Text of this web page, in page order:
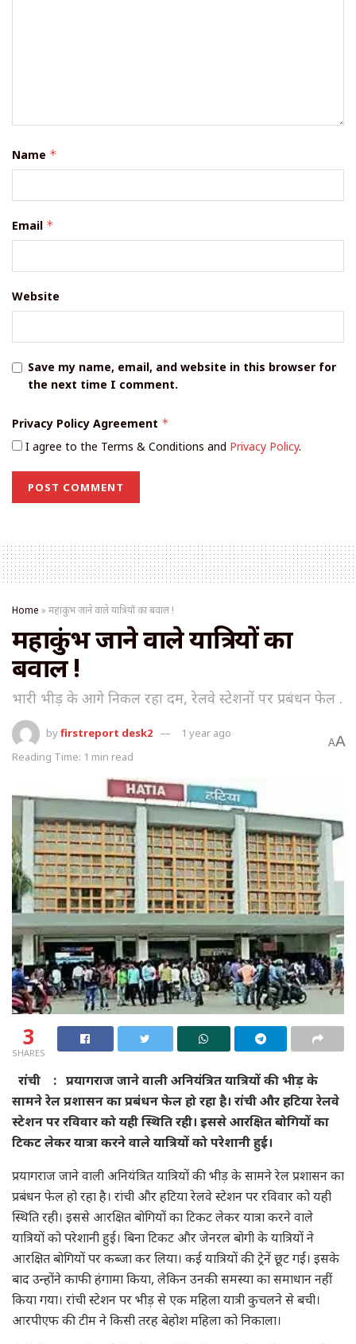
Name *
Email *
Website
Save my name, email, and website in this browser for
the next time I comment.
Privacy Policy Agreement *
I agree to the Terms & Conditions and Privacy Policy.
Home »महाकुंभ जाने वाले यात्रियों का बवाल !
महाकुंभ जाने वाले यात्रियों का
बवाल !
भारी भीड़ के आगे निकल रहा दम, रेलवे स्टेशनों पर प्रबंधन फेल .
byfirstreport desk2
1 year ago
Reading Time: 1 min read
AA
3
SHARES
रांची : प्रयागराज जाने वाली अनियंत्रित यात्रियों की भीड़ के
सामने रेल प्रशासन का प्रबंधन फेल हो रहा है। रांची और हटिया रेलवे
स्टेशन पर रविवार को यही स्थिति रही। इससे आरक्षित बोगियों का
टिकट लेकर यात्रा करने वाले यात्रियों को परेशानी हुई।
प्रयागराज जाने वाली अनियंत्रित यात्रियों की भीड़ के सामने रेल प्रशासन का
प्रबंधन फेल हो रहा है। रांची और हटिया रेलवे स्टेशन पर रविवार को यही
स्थिति रही। इससे आरक्षित बोगियों का टिकट लेकर यात्रा करने वाले
यात्रियों को परेशानी हुई। बिना टिकट और जेनरल बोगी के यात्रियों ने
आरक्षित बोगियों पर कब्जा कर लिया। कई यात्रियों की ट्रेनें छूट गईं। इसके
बाद उन्होंने काफी हंगामा किया, लेकिन उनकी समस्या का समाधान नहीं
किया गया। रांची स्टेशन पर भीड़ से एक महिला यात्री कुचलने से बची।
आरपीएफ की टीम ने किसी तरह बेहोश महिला को निकाला।